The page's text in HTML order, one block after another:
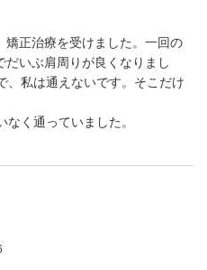
正治療を受けました。一回の
いぶ肩周りが良くなりまし
、私は通えないです。そこだけ
く通っていました。